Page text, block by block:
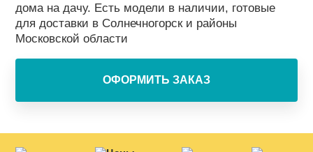
дома на дачу. Есть модели в наличии, готовые
для доставки в Солнечногорск и районы
Московской области